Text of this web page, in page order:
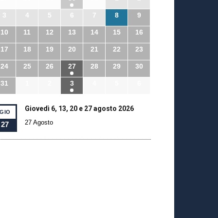
3 4 5 6 7 8 9
10 11 12 13 14 15 16
17 18 19 20 21 22 23
24 25 26 27 28 29 30
31 3
GIO
27
Giovedì 6, 13, 20 e 27 agosto 2026
27 Agosto